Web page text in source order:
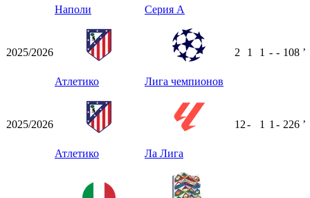
Наполи Серия А
2025/2026
Атлетико Лига чемпионов
2 1 1 - - 108 ʼ
2025/2026
Атлетико Ла Лига
12- 1 1 - 226 ʼ